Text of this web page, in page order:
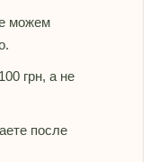
можем
грн, а не
после